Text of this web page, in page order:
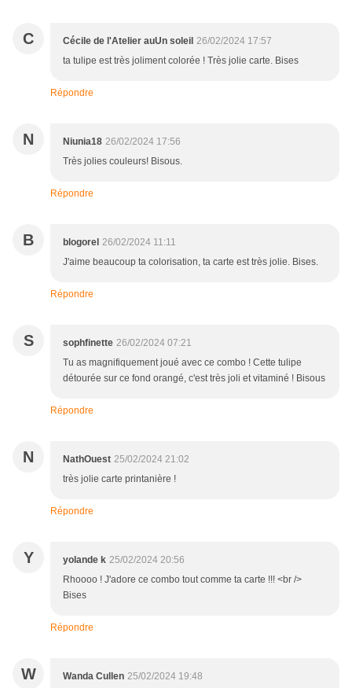
C Cécile de l'Atelier auUn soleil 26/02/2024 17:57
ta tulipe est très joliment colorée ! Très jolie carte. Bises
Répondre
N Niunia18 26/02/2024 17:56
Très jolies couleurs! Bisous.
Répondre
B blogorel 26/02/2024 11:11
J'aime beaucoup ta colorisation, ta carte est très jolie. Bises.
Répondre
S sophfinette 26/02/2024 07:21
Tu as magnifiquement joué avec ce combo ! Cette tulipe
détourée sur ce fond orangé, c'est très joli et vitaminé ! Bisous
Répondre
N NathOuest 25/02/2024 21:02
très jolie carte printanière !
Répondre
Y yolande k 25/02/2024 20:56
Rhoooo ! J'adore ce combo tout comme ta carte !!! <br />
Bises
Répondre
W Wanda Cullen 25/02/2024 19:48